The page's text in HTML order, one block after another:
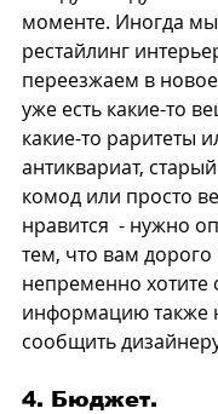
моменте. Иногда
рестайлинг
переезжаем в
уже есть какие-то
какие-то раритеты
антиквариат,
комод или просто
нравится  - нужно
тем, что вам дорого
непременно хотите
информацию также
сообщить
4. Бюджет.